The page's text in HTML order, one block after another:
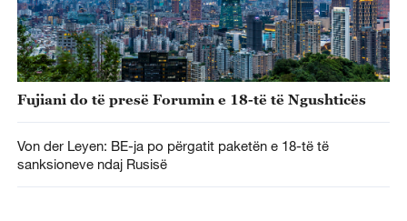
Fujiani do të presë Forumin e 18-të të Ngushticës
Von der Leyen: BE-ja po përgatit paketën e 18-të të
sanksioneve ndaj Rusisë